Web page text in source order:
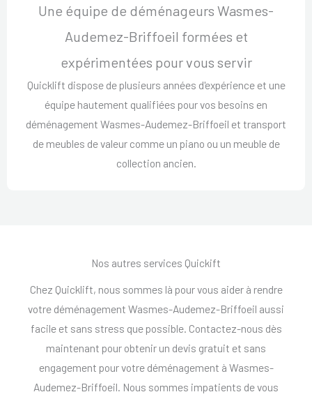
Une équipe de déménageurs Wasmes-
Audemez-Briffoeil formées et
expérimentées pour vous servir
Quicklift dispose de plusieurs années d'expérience et une
équipe hautement qualifiées pour vos besoins en
déménagement Wasmes-Audemez-Briffoeil et transport
de meubles de valeur comme un piano ou un meuble de
collection ancien.
Nos autres services Quickift
Chez Quicklift, nous sommes là pour vous aider à rendre
votre déménagement Wasmes-Audemez-Briffoeil aussi
facile et sans stress que possible. Contactez-nous dès
maintenant pour obtenir un devis gratuit et sans
engagement pour votre déménagement à Wasmes-
Audemez-Briffoeil. Nous sommes impatients de vous